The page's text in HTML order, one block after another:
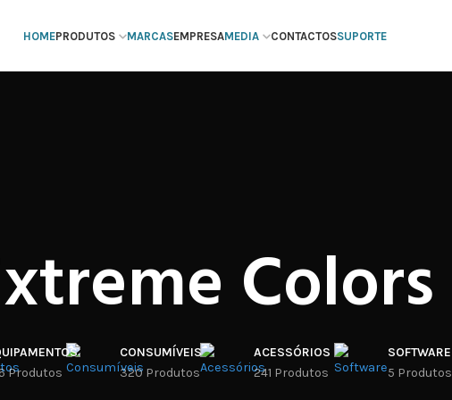
HOMEPRODUTOS MARCASEMPRESAMEDIA CONTACTOSSUPORTE
Colors
Produtos
CONSUMÍVEIS
320 Produtos
ACESSÓRIOS
241 Produtos
SOFTWARE
5 Produtos